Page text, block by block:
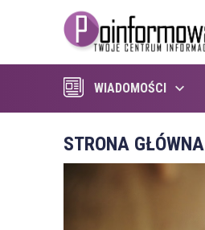
WIADOMOŚCI
STRONA GŁÓWNA